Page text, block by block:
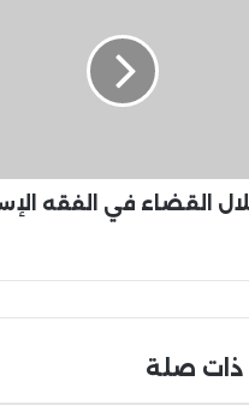
القضاء في الفقه
ذات صلة